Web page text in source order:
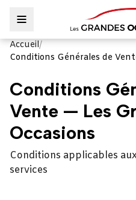
Accueil/
Conditions Générales de
Conditions
Vente — Les
Occasions
Conditions applicables
services